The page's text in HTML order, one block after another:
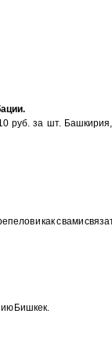
руб. за шт.
и как с вами
Бишкек.